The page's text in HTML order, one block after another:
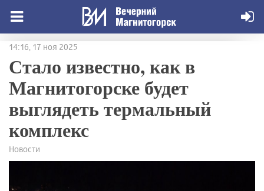
14:16, 17 ноя 2025
Стало известно, как в
Магнитогорске будет
выглядеть термальный
комплекс
Новости